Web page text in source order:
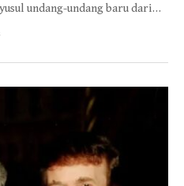
undang-undang baru dari